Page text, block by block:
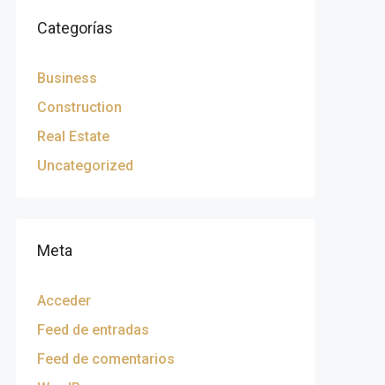
Categorías
Business
Construction
Real Estate
Uncategorized
Meta
Acceder
Feed de entradas
Feed de comentarios